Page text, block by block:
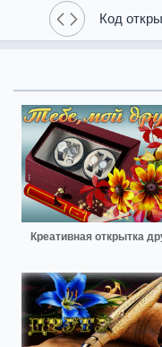
Код
Креативная открытка